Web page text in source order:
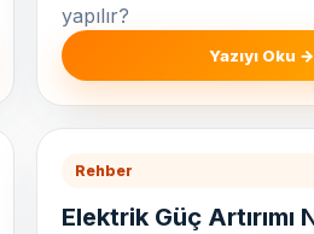
yapılır?
Yazıyı Oku →
Rehber
Elektrik Güç Artırımı